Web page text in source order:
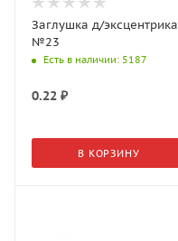
Заглушка д/эксцентрика
№23
Есть в наличии: 5187
0.22 ₽
В КОРЗИНУ